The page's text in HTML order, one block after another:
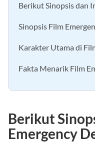
Berikut Sinopsis dan
Sinopsis Film
Karakter Utama di
Fakta Menarik Film
Berikut
Emergency